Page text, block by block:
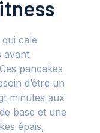
cale
avant
pancakes
d’être un
minutes aux
base et une
épais,